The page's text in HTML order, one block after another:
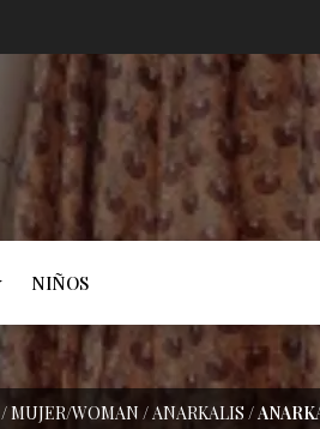
NIÑOS
/MUJER/WOMAN /ANARKALIS /